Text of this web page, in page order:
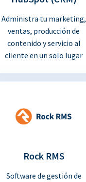
Administra tu marketing,
ventas, producción de
contenido y servicio al
cliente en un solo lugar
Rock RMS
Software de gestión de